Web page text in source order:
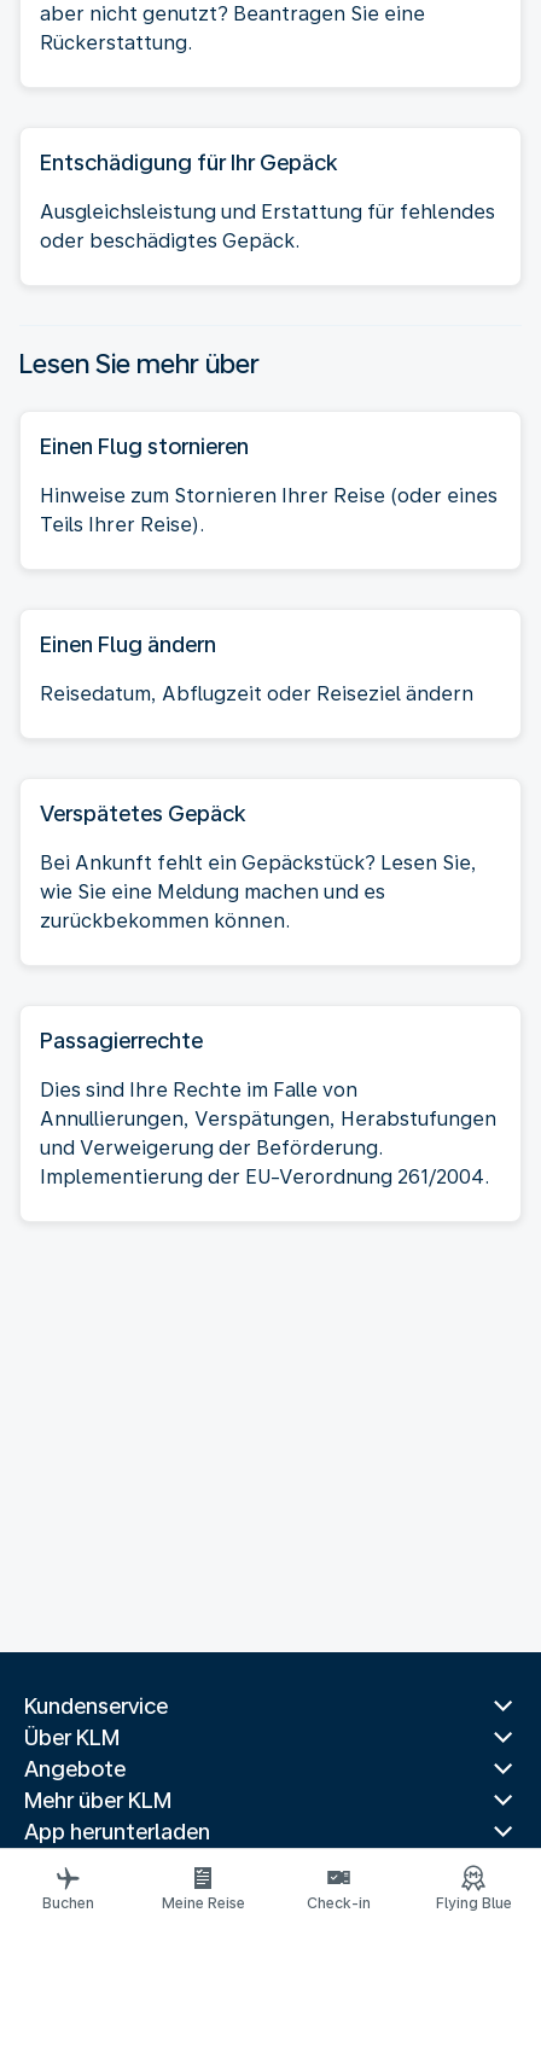
aber nicht genutzt? Beantragen Sie eine
Rückerstattung.
Entschädigung für Ihr Gepäck
Ausgleichsleistung und Erstattung für fehlendes
oder beschädigtes Gepäck.
Lesen Sie mehr über
Einen Flug stornieren
Hinweise zum Stornieren Ihrer Reise (oder eines
Teils Ihrer Reise).
Einen Flug ändern
Reisedatum, Abflugzeit oder Reiseziel ändern
Verspätetes Gepäck
Bei Ankunft fehlt ein Gepäckstück? Lesen Sie,
wie Sie eine Meldung machen und es
zurückbekommen können.
Passagierrechte
Dies sind Ihre Rechte im Falle von
Annullierungen, Verspätungen, Herabstufungen
und Verweigerung der Beförderung.
Implementierung der EU-Verordnung 261/2004.
Kundenservice
Über KLM
Angebote
Mehr über KLM
App herunterladen
Verwandte Websites
Reiseführer
Buchen Meine Reise Check-in Flying Blue